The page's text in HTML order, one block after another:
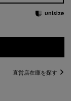
直営店在庫を探す